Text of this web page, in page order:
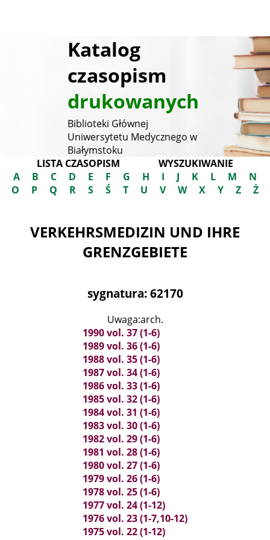
Katalog
czasopism
drukowanych
Biblioteki Głównej
Uniwersytetu Medycznego w
Białymstoku
LISTA CZASOPISM
WYSZUKIWANIE
A
B C D E F G H I J K L M
N
O
P Q R S Ś T U V W X Y Z Ż
VERKEHRSMEDIZIN UND IHRE
GRENZGEBIETE
sygnatura: 62170
Uwaga:arch.
1990 vol. 37 (1-6)
1989 vol. 36 (1-6)
1988 vol. 35 (1-6)
1987 vol. 34 (1-6)
1986 vol. 33 (1-6)
1985 vol. 32 (1-6)
1984 vol. 31 (1-6)
1983 vol. 30 (1-6)
1982 vol. 29 (1-6)
1981 vol. 28 (1-6)
1980 vol. 27 (1-6)
1979 vol. 26 (1-6)
1978 vol. 25 (1-6)
1977 vol. 24 (1-12)
1976 vol. 23 (1-7,10-12)
1975 vol. 22 (1-12)